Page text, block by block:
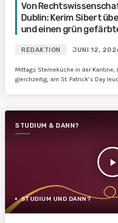
Von
Dublin: Kerim Sibert
und einen grün
REDAKTION JUNI 12,
Mittags Sterneküche in der
gleichzeitig, am St. Patrick’s Day
STUDIUM & DANN?
play_arrow
STUDIUM UND DANN?